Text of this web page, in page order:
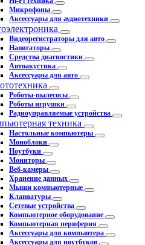
Микрофоны
Аксессуары для аудиотехники
Видеорегистраторы для авто
Навигаторы
Средства диагностики
Автоакустика
Аксессуары для авто
Роботы-пылесосы
Роботы игрушки
Радиоуправляемые устройства
техника
Настольные компьютеры
Моноблоки
Ноутбуки
Мониторы
Веб-камеры
Хранение данных
Мыши компьютерные
Клавиатуры
Сетевые устройства
Компьютерное оборудование
Компьютерная периферия
Аксессуары для компьютера
Аксессуары для ноутбуков